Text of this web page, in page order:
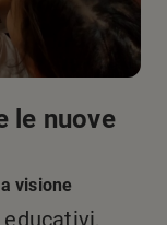
le nuove
visione